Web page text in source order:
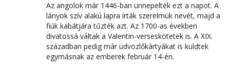
Az angolok már 1446-ban ünnepelték ezt a napot. A
lányok szív alakú lapra írták szerelmük nevét, majd a
fiúk kabátjára tűzték azt. Az 1700-as években
divatossá váltak a Valentin-verseskötetek is. A XIX.
században pedig már üdvözlőkártyákat is küldtek
egymásnak az emberek február 14-én.